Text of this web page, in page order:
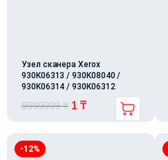
Узел сканера Xerox
930K06313 / 930K08040 /
930K06314 / 930K06312
9999999₸ 1 ₸
-12%